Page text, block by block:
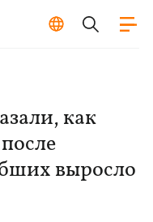
как
выросло